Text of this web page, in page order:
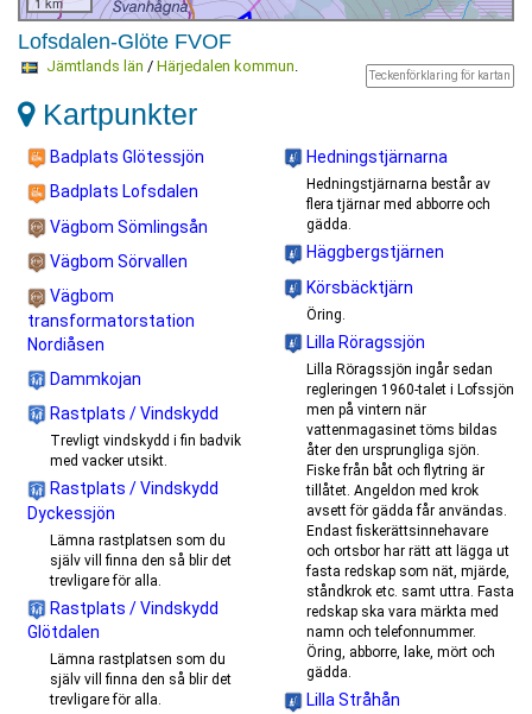
Lofsdalen-Glöte FVOF
Teckenförklaring för kartan
Jämtlands län / Härjedalen kommun.
Kartpunkter
Badplats Glötessjön
Badplats Lofsdalen
Vägbom Sömlingsån
Vägbom Sörvallen
Vägbom
transformatorstation
Nordiåsen
Dammkojan
Rastplats / Vindskydd
Trevligt vindskydd i fin badvik
med vacker utsikt.
Rastplats / Vindskydd
Dyckessjön
Lämna rastplatsen som du
själv vill finna den så blir det
trevligare för alla.
Rastplats / Vindskydd
Glötdalen
Lämna rastplatsen som du
själv vill finna den så blir det
trevligare för alla.
Hedningstjärnarna
Hedningstjärnarna består av
flera tjärnar med abborre och
gädda.
Häggbergstjärnen
Körsbäcktjärn
Öring.
Lilla Röragssjön
Lilla Röragssjön ingår sedan
regleringen 1960-talet i Lofssjön
men på vintern när
vattenmagasinet töms bildas
åter den ursprungliga sjön.
Fiske från båt och flytring är
tillåtet. Angeldon med krok
avsett för gädda får användas.
Endast fiskerättsinnehavare
och ortsbor har rätt att lägga ut
fasta redskap som nät, mjärde,
ståndkrok etc. samt uttra. Fasta
redskap ska vara märkta med
namn och telefonnummer.
Öring, abborre, lake, mört och
gädda.
Lilla Stråhån